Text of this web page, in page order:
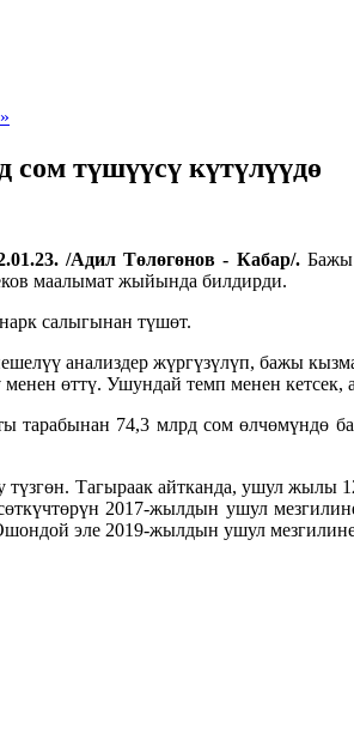
түшүүсү күтүлүүдө
/Адил Төлөгөнов - Кабар/.Бажы
маалымат жыйында билдирди.
салыгынан түшөт.
анализдер жүргүзүлүп, бажы
менен өттү. Ушундай темп менен
тарабынан 74,3 млрд сом өлчөмүндө
Тагыраак айтканда, ушул жылы
2017-жылдын ушул
эле 2019-жылдын ушул